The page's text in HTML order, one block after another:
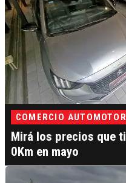
COMERCIO AUTOMOTOR
Mirá los precios que
0Km en mayo